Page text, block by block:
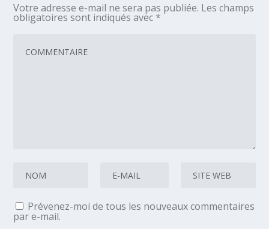
Votre adresse e-mail ne sera pas publiée. Les champs
obligatoires sont indiqués avec *
Prévenez-moi de tous les nouveaux commentaires
par e-mail.